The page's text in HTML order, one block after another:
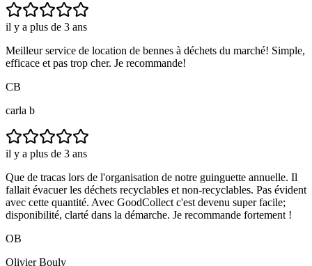
il y a plus de 3 ans
Meilleur service de location de bennes à déchets du marché! Simple,
efficace et pas trop cher. Je recommande!
CB
carla b
il y a plus de 3 ans
Que de tracas lors de l'organisation de notre guinguette annuelle. Il
fallait évacuer les déchets recyclables et non-recyclables. Pas évident
avec cette quantité. Avec GoodCollect c'est devenu super facile;
disponibilité, clarté dans la démarche. Je recommande fortement !
OB
Olivier Bouly